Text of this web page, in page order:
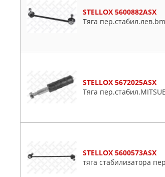
STELLOX 5600882ASX
Тяга
STELLOX 5672025ASX
Тяга
STELLOX 5600573ASX
тяга стабилизатора